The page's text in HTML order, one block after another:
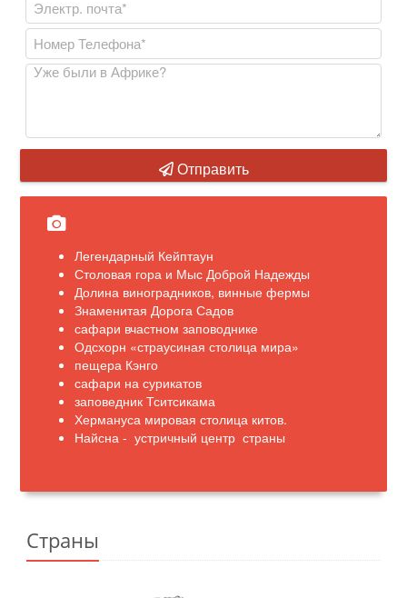
Отправить
Легендарный Кейптаун
Столовая гора и Мыс Доброй Надежды
Долина виноградников, винные фермы
Знаменитая Дорога Садов
сафари вчастном заповоднике
Одсхорн «страусиная столица мира»
пещера Кэнго
сафари на сурикатов
заповедник Тситсикама
Хермануса мировая столица китов.
Найсна - устричный центр страны
Страны